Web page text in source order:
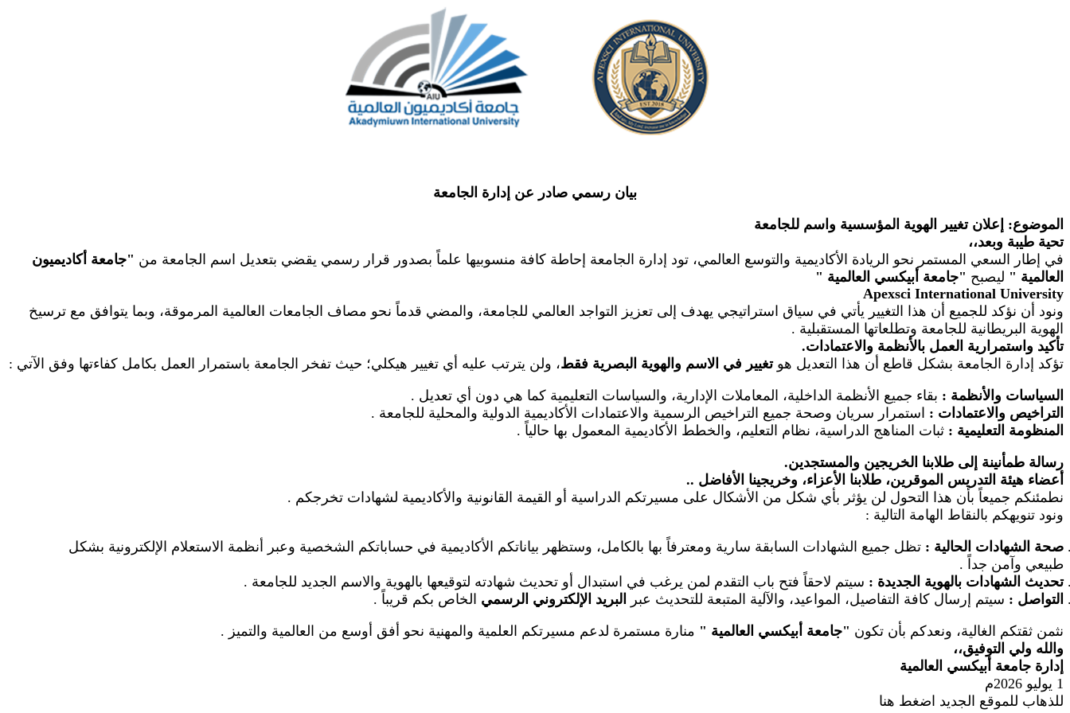
بيان رسمي صادر عن إدارة الجامعة
الموضوع: إعلان تغيير الهوية المؤسسية واسم للجامعة
تحية طيبة وبعد،،
في إطار السعي المستمر نحو الريادة الأكاديمية والتوسع العالمي، تود إدارة الجامعة إحاطة كافة منسوبيها علماً بصدور قرار رسمي يقضي بتعديل اسم الجامعة من "جامعة أكاديميون
العالمية " ليصبح "جامعة أبيكسي العالمية "
International University
Apexsci
ونود أن نؤكد للجميع أن هذا التغيير يأتي في سياق استراتيجي يهدف إلى تعزيز التواجد العالمي للجامعة، والمضي قدماً نحو مصاف الجامعات العالمية المرموقة، وبما يتوافق مع ترسيخ
الهوية البريطانية للجامعة وتطلعاتها المستقبلية .
تأكيد واستمرارية العمل بالأنظمة والاعتمادات.
تؤكد إدارة الجامعة بشكل قاطع أن هذا التعديل هوتغيير في الاسم والهوية البصرية فقط، ولن يترتب عليه أي تغيير هيكلي؛ حيث تفخر الجامعة باستمرار العمل بكامل كفاءتها وفق الآتي :
السياسات والأنظمة : بقاء جميع الأنظمة الداخلية، المعاملات الإدارية، والسياسات التعليمية كما هي دون أي تعديل .
التراخيص والاعتمادات : استمرار سريان وصحة جميع التراخيص الرسمية والاعتمادات الأكاديمية الدولية والمحلية للجامعة .
المنظومة التعليمية : ثبات المناهج الدراسية، نظام التعليم، والخطط الأكاديمية المعمول بها حالياً .
رسالة طمأنينة إلى طلابنا الخريجين والمستجدين.
أعضاء هيئة التدريس الموقرين، طلابنا الأعزاء، وخريجينا الأفاضل ..
نطمئنكم جميعاً بأن هذا التحول لن يؤثر بأي شكل من الأشكال على مسيرتكم الدراسية أو القيمة القانونية والأكاديمية لشهادات تخرجكم .
ونود تنويهكم بالنقاط الهامة التالية :
صحة الشهادات الحالية : تظل جميع الشهادات السابقة سارية ومعترفاً بها بالكامل، وستظهر بياناتكم الأكاديمية في حساباتكم الشخصية وعبر أنظمة الاستعلام الإلكترونية بشكل
طبيعي وآمن جداً .
تحديث الشهادات بالهوية الجديدة : سيتم لاحقاً فتح باب التقدم لمن يرغب في استبدال أو تحديث شهادته لتوقيعها بالهوية والاسم الجديد للجامعة .
التواصل : سيتم إرسال كافة التفاصيل، المواعيد، والآلية المتبعة للتحديث عبر البريد الإلكتروني الرسمي الخاص بكم قريباً .
نثمن ثقتكم الغالية، ونعدكم بأن تكون "جامعة أبيكسي العالمية " منارة مستمرة لدعم مسيرتكم العلمية والمهنية نحو أفق أوسع من العالمية والتميز .
والله ولي التوفيق،،
إدارة جامعة أبيكسي العالمية
1 يوليو 2026م
للذهاب للموقع الجديد اضغط هنا